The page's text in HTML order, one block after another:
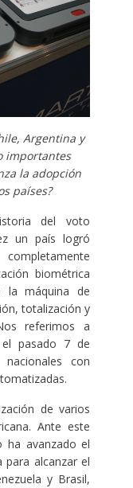
Argentina y
importantes
la adopción
países?
del voto
un país logró
biométrica
la máquina de
totalización y
referimos a
el pasado 7 de
con
de varios
Ante este
ha avanzado el
alcanzar el
y Brasil,